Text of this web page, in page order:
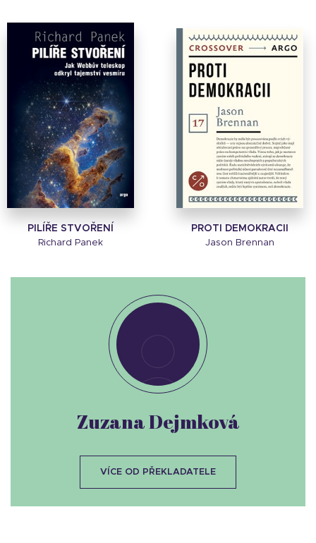
PILÍŘE STVOŘENÍ
Richard Panek
PROTI DEMOKRACII
Jason Brennan
Zuzana Dejmková
VÍCE OD PŘEKLADATELE